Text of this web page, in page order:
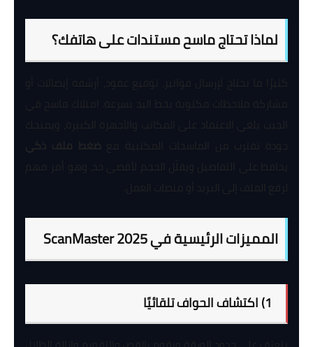
لماذا تحتاج ماسح مستندات على هاتفك؟
كثيرًا ما نحتاج لإرسال فواتير، توقيع عقود، أرشفة إيصالات أو
مشاركة ملاحظات مكتوبة بخط اليد بسرعة. امتلاك ماسح في
الجيب يلغي الاعتماد على المكاتب والأجهزة الكبيرة، ويمنحك
جودة تقترب من الماسحات المكتبية مع ضغط ملف ذكي
يحافظ على التفاصيل ويقلّل الحجم لأقصى حد، وهو أمر مهم
لرفع الملف إلى البريد أو منصات العمل.
المميزات الرئيسية في ScanMaster 2025
1) اكتشاف الحواف تلقائيًا